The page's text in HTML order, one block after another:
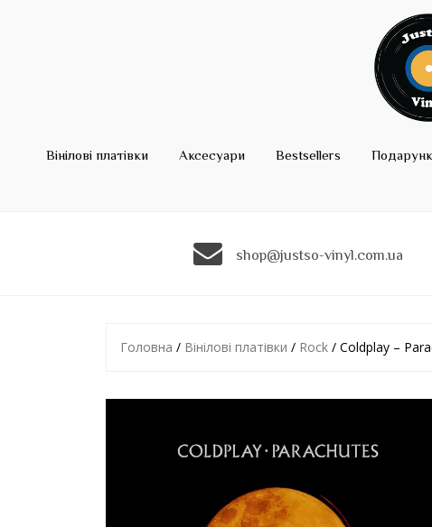
Вінілові платівки Аксесуари Bestsellers
shop@justso-vinyl.com.ua
Головна / Вінілові платівки / Rock / Coldplay –